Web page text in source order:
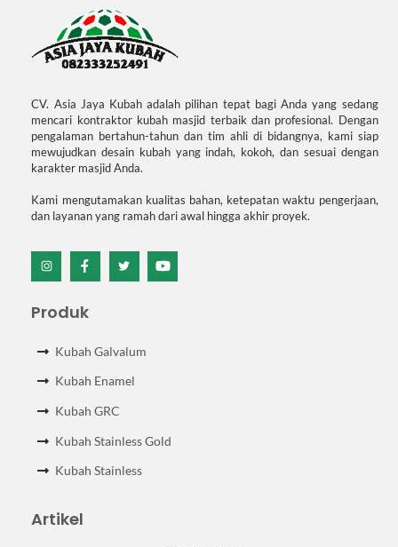
CV. Asia Jaya Kubah adalah pilihan tepat bagi Anda yang sedang
mencari kontraktor kubah masjid terbaik dan profesional. Dengan
pengalaman bertahun-tahun dan tim ahli di bidangnya, kami siap
mewujudkan desain kubah yang indah, kokoh, dan sesuai dengan
karakter masjid Anda.
Kami mengutamakan kualitas bahan, ketepatan waktu pengerjaan,
dan layanan yang ramah dari awal hingga akhir proyek.
Icon
Icon
Icon
Icon
Produk
Kubah Galvalum
Kubah Enamel
Kubah GRC
Kubah Stainless Gold
Kubah Stainless
Artikel